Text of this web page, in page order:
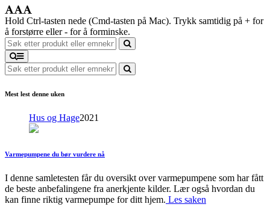
Hold Ctrl-tasten nede (Cmd-tasten på Mac). Trykk samtidig på + for
å forstørre eller - for å forminske.
Mest lest denne uken
Hus og Hage2021
Varmepumpene du bør vurdere nå
I denne samletesten får du oversikt over varmepumpene som har fått
de beste anbefalingene fra anerkjente kilder. Lær også hvordan du
kan finne riktig varmepumpe for ditt hjem. Les saken